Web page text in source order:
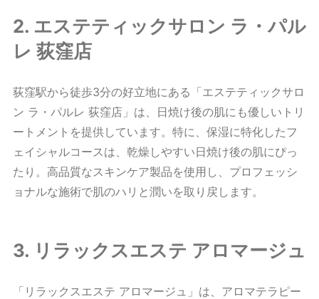
2. エステティックサロン ラ・パル
レ 荻窪店
荻窪駅から徒歩3分の好立地にある「エステティックサロ
ン ラ・パルレ 荻窪店」は、日焼け後の肌にも優しいトリ
ートメントを提供しています。特に、保湿に特化したフ
ェイシャルコースは、乾燥しやすい日焼け後の肌にぴっ
たり。高品質なスキンケア製品を使用し、プロフェッシ
ョナルな施術で肌のハリと潤いを取り戻します。
3. リラックスエステ アロマージュ
「リラックスエステ アロマージュ」は、アロマテラピー